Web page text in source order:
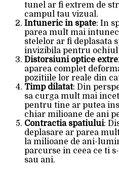
tunel ar fi extrem de
campul tau vizual.
Intuneric in spate: In
parea mult mai
stelelor ar fi deplasata
invizibila pentru ochiul
Distorsiuni optice
aparea complet
pozitiile lor reale din
Timp dilatat: Din
sa curga mult mai
pentru tine ar putea
chiar milioane de ani
Contractia spatiului:
deplasare ar parea
la milioane de ani-
parcurse in ceea ce ti
sau ani.